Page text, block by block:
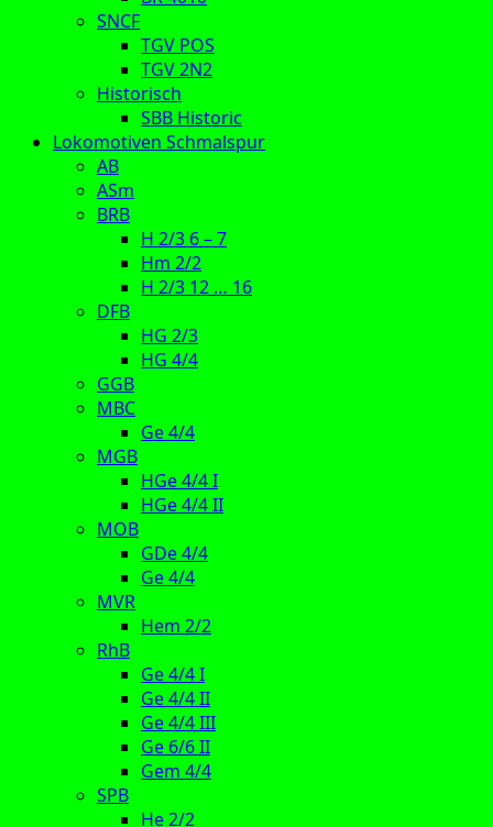
SNCF
TGV POS
TGV 2N2
Historisch
SBB Historic
Lokomotiven Schmalspur
AB
ASm
BRB
H 2/3 6 – 7
Hm 2/2
H 2/3 12 … 16
DFB
HG 2/3
HG 4/4
GGB
MBC
Ge 4/4
MGB
HGe 4/4 I
HGe 4/4 II
MOB
GDe 4/4
Ge 4/4
MVR
Hem 2/2
RhB
Ge 4/4 I
Ge 4/4 II
Ge 4/4 III
Ge 6/6 II
Gem 4/4
SPB
He 2/2